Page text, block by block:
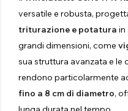
versatile e robusta,
triturazione e potatura in
grandi dimensioni, come
sua struttura avanzata e le
rendono particolarmente
fino a 8 cm di diametro,